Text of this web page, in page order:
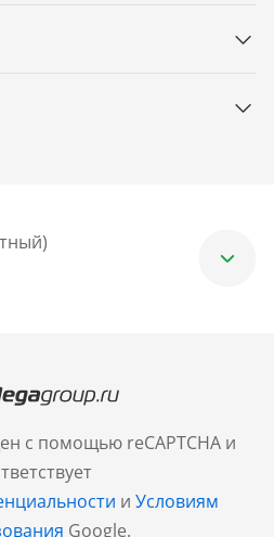
с помощью reCAPTCHA и
и Условиям
Google.